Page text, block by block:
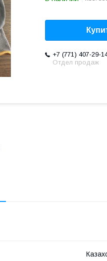
+7 (771) 407-29-
Отдел продаж